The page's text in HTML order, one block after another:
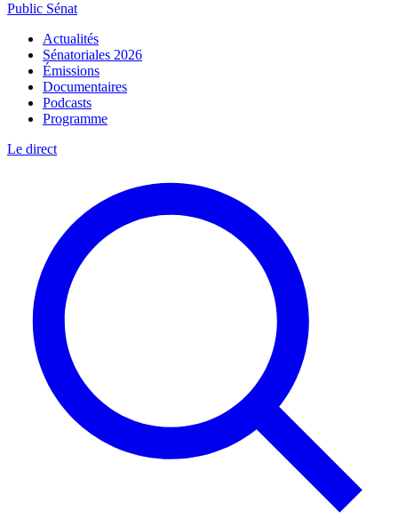
Public Sénat
Actualités
Sénatoriales 2026
Émissions
Documentaires
Podcasts
Programme
Le direct